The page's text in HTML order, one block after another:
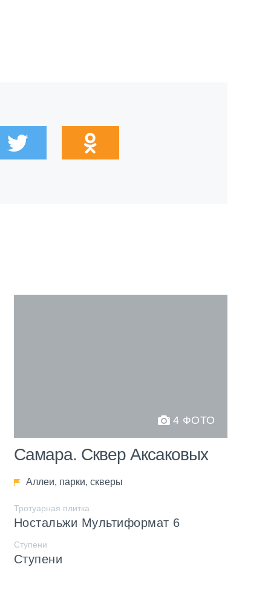
4 ФОТО
Самара. Сквер Аксаковых
Аллеи, парки, скверы
Тротуарная плитка
Ностальжи Мультиформат 6
Ступени
Ступени